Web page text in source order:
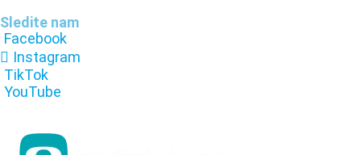
Sledite nam
Facebook
Instagram
TikTok
YouTube